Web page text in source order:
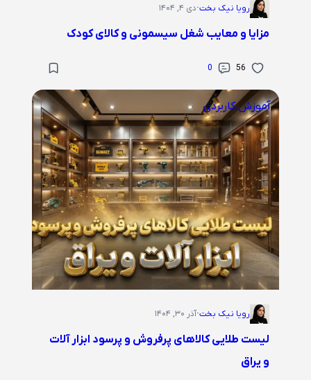
رویا نیک بخت·دی ۴, ۱۴۰۴
مزایا و معایب شغل سیسمونی و کالای کودک
56
0
آموزش کاربردی
رویا نیک بخت·آذر ۳۰, ۱۴۰۴
لیست طلایی کالاهای پرفروش و پرسود ابزار آلات
و یراق